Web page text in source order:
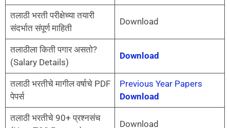
तलाठी भरती परीक्षेच्या तयारी
संदर्भात संपूर्ण माहिती
Download
तलाठीला किती पगार असतो?
(Salary Details)
Download
तलाठी भरतीचे मागील वर्षाचे PDF
पेपर्स
Previous Year Papers
Download
तलाठी भरतीचे 90+ प्रश्नसंच
Download